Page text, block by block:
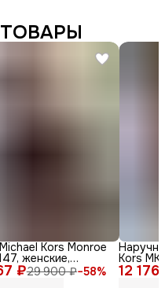
₽29 900 ₽−58%
Kors Monroe
женские,
дизайн Zebra 12 176
Kors